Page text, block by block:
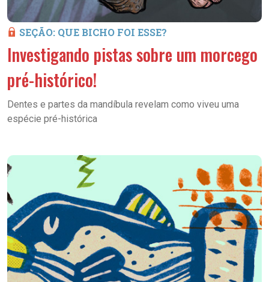
SEÇÃO: QUE BICHO FOI ESSE?
Investigando pistas sobre um morcego
pré-histórico!
Dentes e partes da mandíbula revelam como viveu uma
espécie pré-histórica